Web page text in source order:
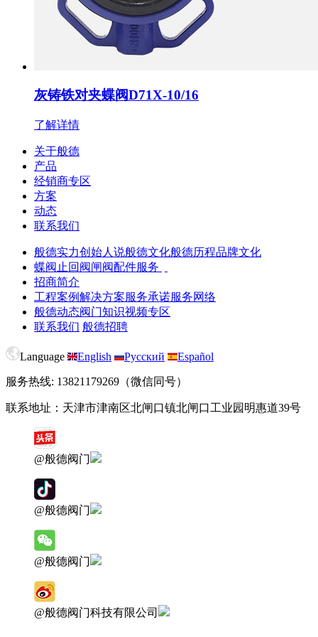
灰铸铁对夹蝶阀D71X-10/16
了解详情
关于般德
产品
经销商专区
方案
动态
联系我们
般德实力创始人说般德文化般德历程品牌文化
蝶阀 止回阀闸阀配件服务
招商简介
工程案例解决方案服务承诺服务网络
般德动态阀门知识视频专区
联系我们 般德招聘
Language English Русский Español
服务热线: 13821179269（微信同号）
联系地址：天津市津南区北闸口镇北闸口工业园明惠道39号
@般德阀门
@般德阀门
@般德阀门
@般德阀门科技有限公司